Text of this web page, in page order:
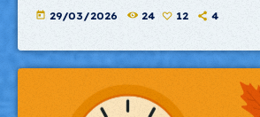
today 29/03/2026 24 12 4